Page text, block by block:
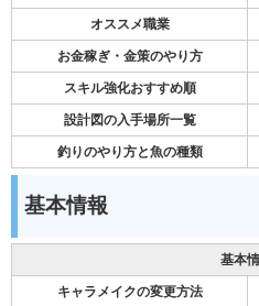
オススメ職業
お金稼ぎ・金策のやり方
スキル強化おすすめ順
設計図の入手場所一覧
釣りのやり方と魚の種類
基本情報
基本
キャラメイクの変更方法